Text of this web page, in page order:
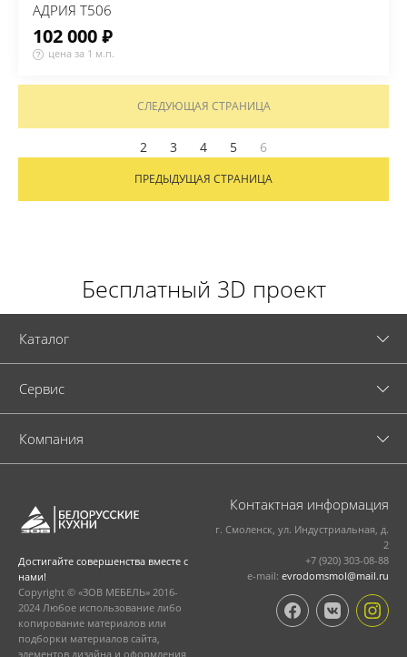
АДРИЯ Т506
102 000 ₽
цена за 1 м.п.
СЛЕДУЮЩАЯ СТРАНИЦА
2 3 4 5 6
ПРЕДЫДУЩАЯ СТРАНИЦА
Бесплатный 3D проект
Достигайте совершенства вместе с
нами!
Copyright © «ЗОВ МЕБЕЛЬ» 2016-
2024 Любое использование либо
копирование материалов или
подборки материалов сайта,
элементов дизайна и оформления
Каталог
Cервис
Компания
Контактная информация
г. Смоленск, ул. Индустриальная, д.
2
+7 (920) 303-08-88
e-mail: evrodomsmol@mail.ru